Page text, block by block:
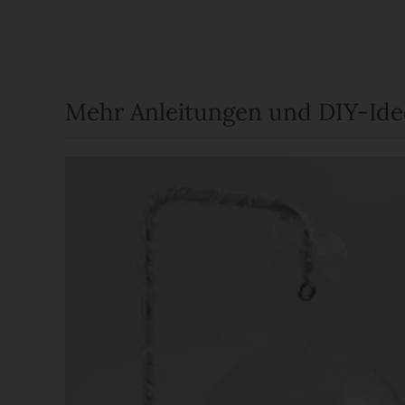
Mehr Anleitungen und DIY-